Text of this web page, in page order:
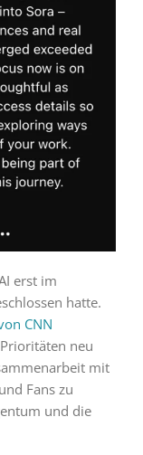
erst im
hatte.
CNN
neu
mit
Fans zu
und die